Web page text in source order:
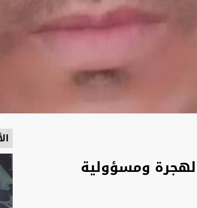
ومسؤولية